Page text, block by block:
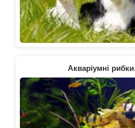
Акваріумні